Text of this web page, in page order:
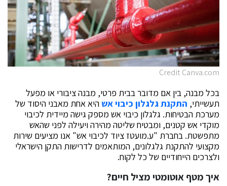
Credit Canva.com
בכל מבנה, בין אם מדובר בבית פרטי, מבנה ציבורי או מפעל
תעשייתי, התקנת גלגלון כיבוי אשהיא אחת מאבני היסוד של
מערכת הבטיחות. גלגלון כיבוי אש מספק גישה מיידית לכיבוי
מוקדי אש קטנים, ומבטיח שליטה מהירה ויעילה לפני שהאש
מתפשטת. בחברת "ע.מועטז ציוד לכיבוי אש" אנו מציעים שירות
מקצועי להתקנת גלגלונים, המותאמים לדרישות התקן הישראלי
ולצרכים הייחודיים של כל לקוח.
איך מטף אוטומטי מציל חיים?